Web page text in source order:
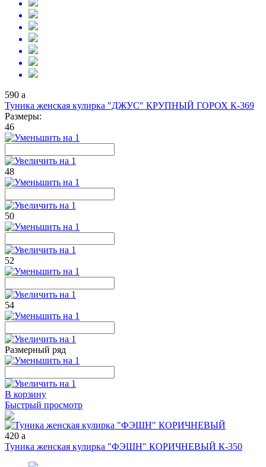
590 a
Туника женская кулирка "ДЖУС" КРУПНЫЙ ГОРОХ К-369
Размеры:
46
48
50
52
54
Размерный ряд
В корзину
Быстрый просмотр
420 a
Туника женская кулирка "ФЭШН" КОРИЧНЕВЫЙ К-350